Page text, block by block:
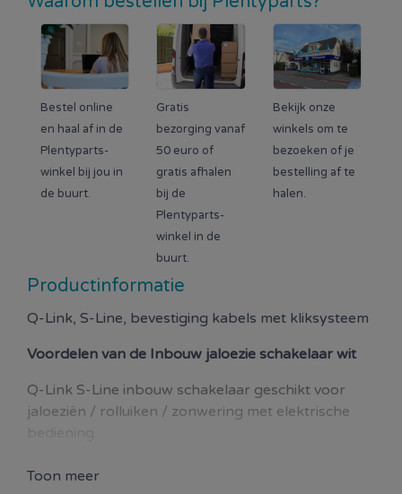
Bestel online
en haal af in de
Plentyparts-
winkel bij jou in
de buurt.
Gratis
bezorging vanaf
50 euro of
gratis afhalen
bij de
Plentyparts-
winkel in de
buurt.
Bekijk onze
winkels om te
bezoeken of je
bestelling af te
halen.
Productinformatie
Q-Link, S-Line, bevestiging kabels met kliksysteem
Voordelen van de Inbouw jaloezie schakelaar wit
Q-Link S-Line inbouw schakelaar geschikt voor
jaloeziën / rolluiken / zonwering met elektrische
schakelaars of stopcontacten naast elkaar zetten?
Toon meer